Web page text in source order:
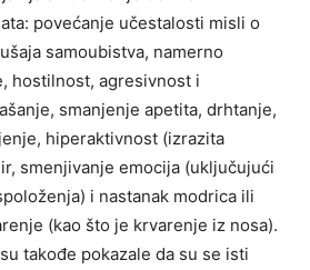
povećanje učestalosti misli o
samoubistva, namerno
hostilnost, agresivnost i
smanjenje apetita, drhtanje,
hiperaktivnost (izrazita
smenjivanje emocija (uključujući
i nastanak modrica ili
(kao što je krvarenje iz nosa).
takođe pokazale da su se isti